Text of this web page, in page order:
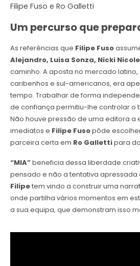
Filipe Fuso e Ro Galletti
Um percurso que
As referências que Filipe Fuso
Alejandro, Luisa Sonza, Nicki Nicole
caminho. A aposta no mercado latino,
caribenhos e sul-americanos, era
tempo. Trabalhar de forma
de confiança permitiu-lhe controlar o
Não houve pressão de uma editora a
imediatos e Filipe Fusopôde
parceira certa em Ro Gallettipara
“MIA”beneficia dessa liberdade
pensado e não a tentativa apressada
Filipetem vindo a construir uma
onde partilha vários momentos em
a sua equipa, que demonstram isso